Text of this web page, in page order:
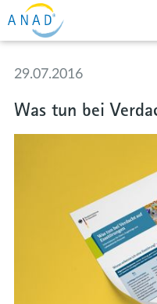
29.07.2016
Was tun bei